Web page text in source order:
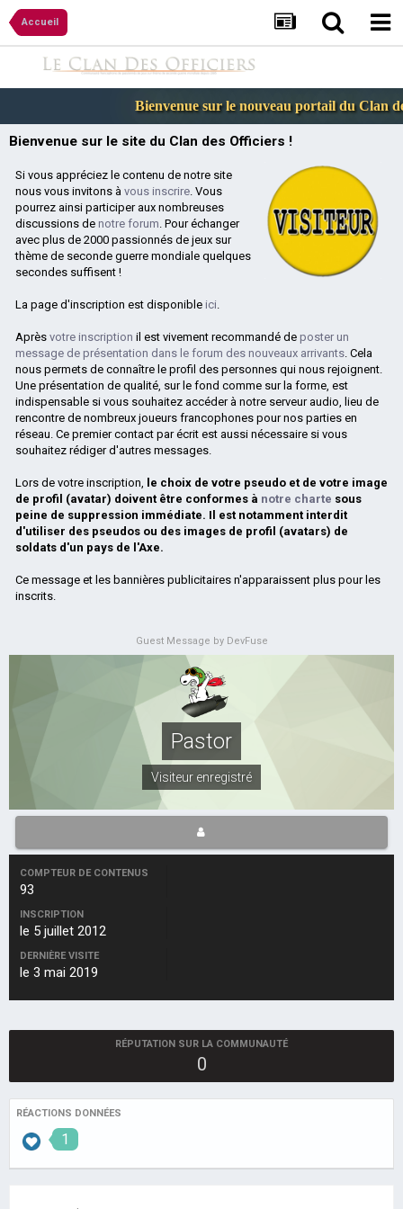
Accueil
Bienvenue sur le nouveau portail du Clan
Bienvenue sur le site du Clan des Officiers !
Si vous appréciez le contenu de notre site
nous vous invitons à vous inscrire. Vous
pourrez ainsi participer aux nombreuses
discussions de notre forum. Pour échanger
avec plus de 2000 passionnés de jeux sur
thème de seconde guerre mondiale quelques
secondes suffisent !
La page d'inscription est disponible ici.
Après votre inscription il est vivement recommandé de poster un
message de présentation dans le forum des nouveaux arrivants. Cela
nous permets de connaître le profil des personnes qui nous rejoignent.
Une présentation de qualité, sur le fond comme sur la forme, est
indispensable si vous souhaitez accéder à notre serveur audio, lieu de
rencontre de nombreux joueurs francophones pour nos parties en
réseau. Ce premier contact par écrit est aussi nécessaire si vous
souhaitez rédiger d'autres messages.
Lors de votre inscription, le choix de votre pseudo et de votre image
de profil (avatar) doivent être conformes à notre charte sous
peine de suppression immédiate. Il est notamment interdit
d'utiliser des pseudos ou des images de profil (avatars) de
soldats d'un pays de l'Axe.
Ce message et les bannières publicitaires n'apparaissent plus pour les
inscrits.
Guest Message by DevFuse
Pastor
Visiteur enregistré
COMPTEUR DE CONTENUS
93
INSCRIPTION
le 5 juillet 2012
DERNIÈRE VISITE
le 3 mai 2019
RÉPUTATION SUR LA COMMUNAUTÉ
0
RÉACTIONS DONNÉES
1